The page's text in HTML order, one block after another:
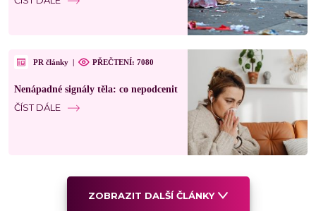
PR články | PŘEČTENÍ: 7080
Nenápadné signály těla: co nepodcenit
ČÍST DÁLE
ZOBRAZIT DALŠÍ ČLÁNKY